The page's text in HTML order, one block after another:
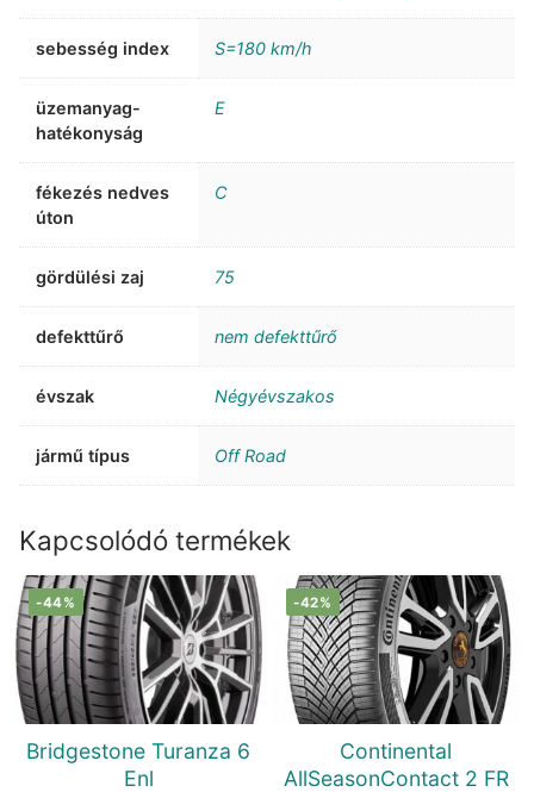
sebesség index S=180 km/h
üzemanyag-
hatékonyság
E
fékezés nedves
úton
C
gördülési zaj 75
defekttűrő nem defekttűrő
évszak Négyévszakos
jármű típus Off Road
Kapcsolódó termékek
-44%
Bridgestone Turanza 6
Enl
-42%
Continental
AllSeasonContact 2 FR